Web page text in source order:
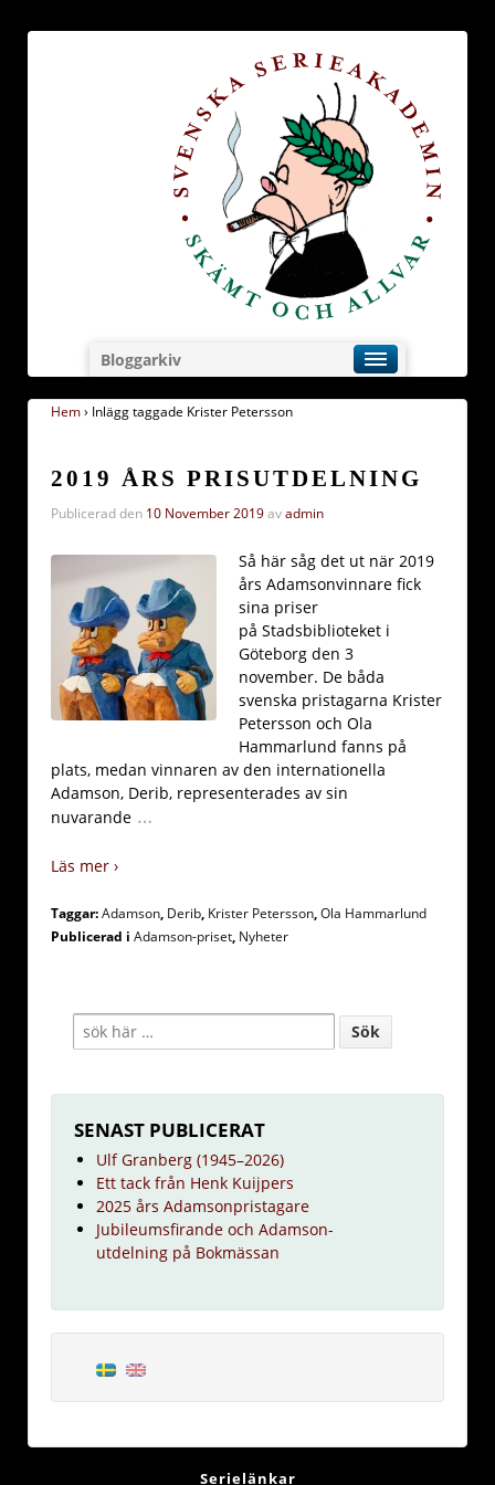
Bloggarkiv
Hem› Inlägg taggade Krister Petersson
2019 ÅRS PRISUTDELNING
Publicerad den 10 November 2019avadmin
Så här såg det ut när 2019
års Adamsonvinnare fick
sina priser
på Stadsbiblioteket i
Göteborg den 3
november. De båda
svenska pristagarna Krister
Petersson och Ola
Hammarlund fanns på
plats, medan vinnaren av den internationella
Adamson, Derib, representerades av sin
nuvarande …
Läs mer ›
Taggar:Adamson, Derib, Krister Petersson,Ola Hammarlund
Publicerad i Adamson-priset, Nyheter
SENAST PUBLICERAT
Ulf Granberg (1945–2026)
Ett tack från Henk Kuijpers
2025 års Adamsonpristagare
Jubileumsfirande och Adamson-
utdelning på Bokmässan
Serielänkar